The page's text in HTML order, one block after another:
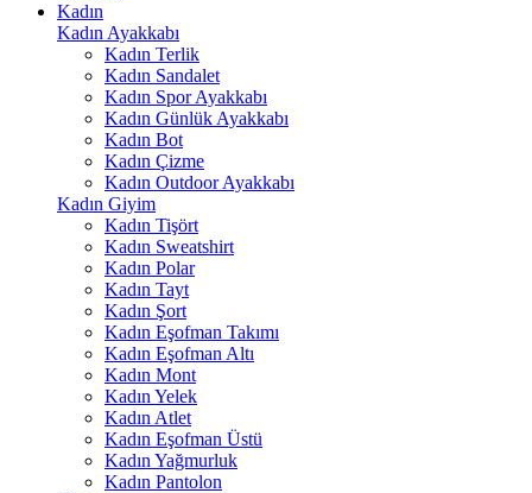
Kadın
Kadın Ayakkabı
Kadın Terlik
Kadın Sandalet
Kadın Spor Ayakkabı
Kadın Günlük Ayakkabı
Kadın Bot
Kadın Çizme
Kadın Outdoor Ayakkabı
Kadın Giyim
Kadın Tişört
Kadın Sweatshirt
Kadın Polar
Kadın Tayt
Kadın Şort
Kadın Eşofman Takımı
Kadın Eşofman Altı
Kadın Mont
Kadın Yelek
Kadın Atlet
Kadın Eşofman Üstü
Kadın Yağmurluk
Kadın Pantolon